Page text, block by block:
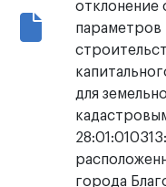
отклонение
параметров
для
города